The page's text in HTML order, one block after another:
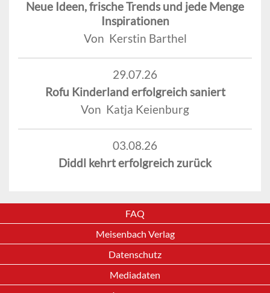
Neue Ideen, frische Trends und jede Menge
Inspirationen
Von Kerstin Barthel
29.07.26
Rofu Kinderland erfolgreich saniert
Von Katja Keienburg
03.08.26
Diddl kehrt erfolgreich zurück
FAQ
Meisenbach Verlag
Datenschutz
Mediadaten